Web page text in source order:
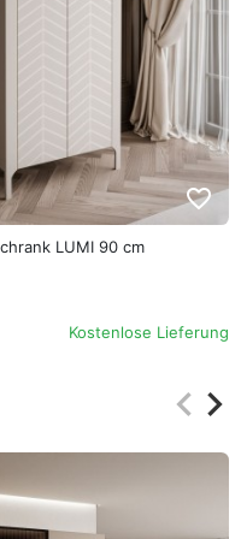
favorite_border
LUMI 90 cm
Kostenlose Lieferung
keyboard_arrow_left
keyboard_arrow_right